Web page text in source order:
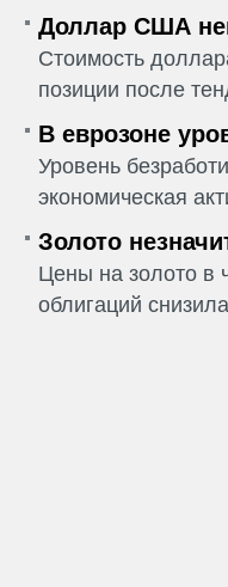
Доллар США
Стоимость
позиции после
В еврозоне
Уровень
экономическая
Золото
Цены на золото в
облигаций